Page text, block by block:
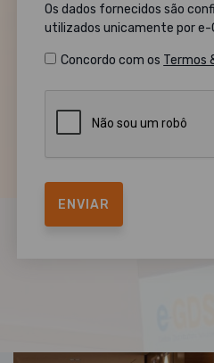
Os dados fornecidos são
utilizados unicamente por e-
Concordo com os Termos